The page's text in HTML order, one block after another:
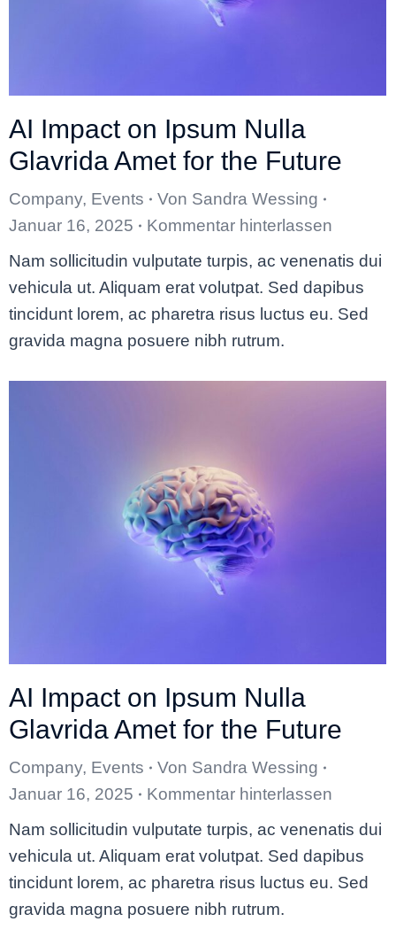
AI Impact on Ipsum Nulla
Glavrida Amet for the Future
Company, Events Von Sandra Wessing
Januar 16, 2025
Kommentar hinterlassen
Nam sollicitudin vulputate turpis, ac venenatis dui
vehicula ut. Aliquam erat volutpat. Sed dapibus
tincidunt lorem, ac pharetra risus luctus eu. Sed
gravida magna posuere nibh rutrum.
AI Impact on Ipsum Nulla
Glavrida Amet for the Future
Company, Events Von Sandra Wessing
Januar 16, 2025
Kommentar hinterlassen
Nam sollicitudin vulputate turpis, ac venenatis dui
vehicula ut. Aliquam erat volutpat. Sed dapibus
tincidunt lorem, ac pharetra risus luctus eu. Sed
gravida magna posuere nibh rutrum.